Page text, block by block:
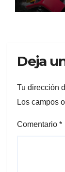
Deja
Tu dirección
Los campos
Comentario *